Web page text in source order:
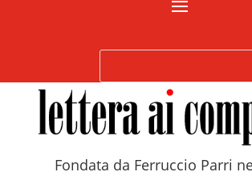
Fondata da Ferruccio Parri